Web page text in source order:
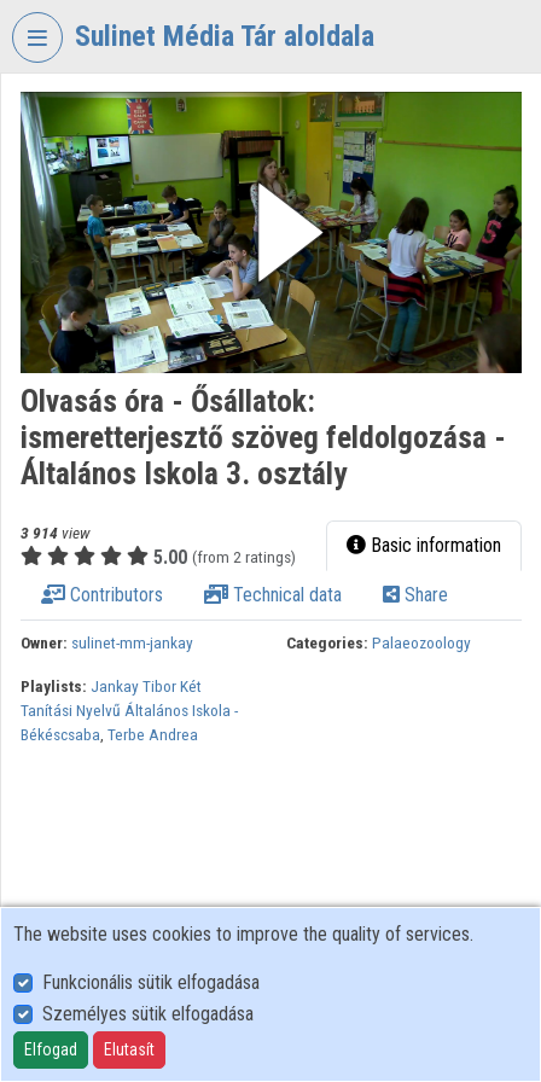
Skip header
Sulinet Média Tár aloldala
VIDEOTORIUM
SULINET
MÉDIA
TÁR
Organization home
Log In
Organization discovery
Categories
Organization playlists
Organizations
Contributors
Olvasás óra - Ősállatok:
ismeretterjesztő szöveg feldolgozása -
Általános Iskola 3. osztály
3 914 view
5.00 (from 2 ratings) Basic information
Contributors Technical data Share
Owner: sulinet-mm-jankay Categories: Palaeozoology
Playlists: Jankay Tibor Két
Tanítási Nyelvű Általános Iskola -
Békéscsaba, Terbe Andrea
User Policy
Adatkezelési tájékoztató (en)
Cookie Policy
The website uses cookies to improve the quality of services.
Funkcionális sütik elfogadása
Személyes sütik elfogadása
Elfogad Elutasít